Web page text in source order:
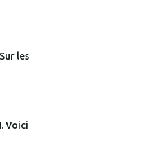
les
Voici